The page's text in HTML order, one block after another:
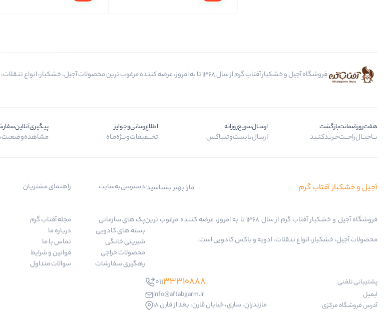
فروشگاه آجیل و خشکبار آفتاب گرم از سال 1368 تا به امروز، عرضه کننده مرغوب ترین محصولات آجیل، خشکبار، انواع تنقلات، ادویه و باکس کادویی است.
هفت‌روز‌ضمانت‌بازگشت
بــا‌خیــال‌راحـــت‌خـرید‌کنــید
ارســال‌سریع‌روزانه
ارسال‌با‌پست‌و‌تیپاکس
اطلاع‌رسانی‌و‌جوایز
تخـــفیفات‌ویــژه‌مـاه
آجیل و خشکبار آفتاب گرم مارا بهتر بشناسید!
فروشگاه آجیل و خشکبار آفتاب گرم از سال 1368 تا به امروز، عرضه کننده مرغوب ترین
محصولات آجیل، خشکبار، انواع تنقلات، ادویه و باکس کادویی است.
پشتیبانی تلفنی 01133310888
ایمیل
info@aftabgarm.ir
آدرس‌ فروشگاه مرکزی
مازندران، ساری، خیابان قارن، بعد از قارن 18
دسترسی‌به‌سایت
پک های سازمانی
بسته های کادویی
شیرینی خانگی
محصولات حراجی
رهگیری سفارشات
راهنمای مشتریان
مجله آفتاب گرم
درباره ما
تماس با ما
قوانین و شرایط
سوالات متداول